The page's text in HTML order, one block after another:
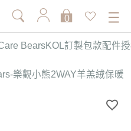
0
BearsKOL訂製包款配件
樂觀小熊2WAY羊羔絨保暖